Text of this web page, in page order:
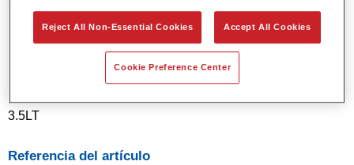
Resina Standofleet para usar con acabados de medios
sólidos para reproducir acabados de vehículos
comerciales de máxima calidad.
Product Variant
3.5LT
Referencia del artículo
Reject All Non-Essential Cookies Accept All Cookies
Cookie Preference Center